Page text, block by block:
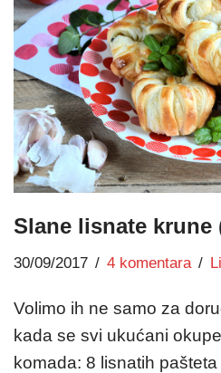
Slane lisnate krune
30/09/2017 4 komentara
Volimo ih ne samo za
kada se svi ukućani
komada: 8 lisnatih